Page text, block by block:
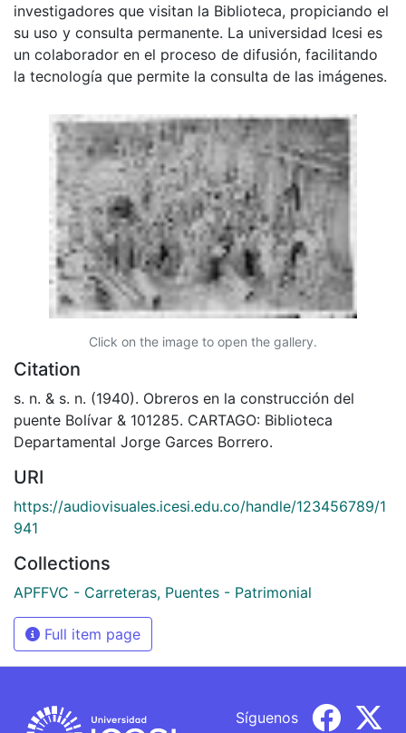
investigadores que visitan la Biblioteca, propiciando el
su uso y consulta permanente. La universidad Icesi es
un colaborador en el proceso de difusión, facilitando
la tecnología que permite la consulta de las imágenes.
Click on the image to open the gallery.
Citation
s. n. & s. n. (1940). Obreros en la construcción del
puente Bolívar & 101285. CARTAGO: Biblioteca
Departamental Jorge Garces Borrero.
URI
https://audiovisuales.icesi.edu.co/handle/123456789/1
941
Collections
APFFVC - Carreteras, Puentes - Patrimonial
Full item page
Síguenos